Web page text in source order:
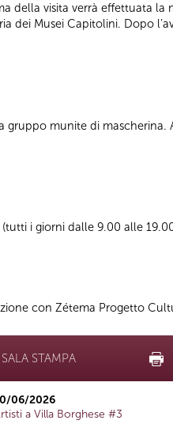
della visita verrà effettuata
dei Musei Capitolini. Dopo
gruppo munite di
i giorni dalle 9.00 alle
con Zétema Progetto
SALA STAMPA
06/2026
a Villa Borghese #3